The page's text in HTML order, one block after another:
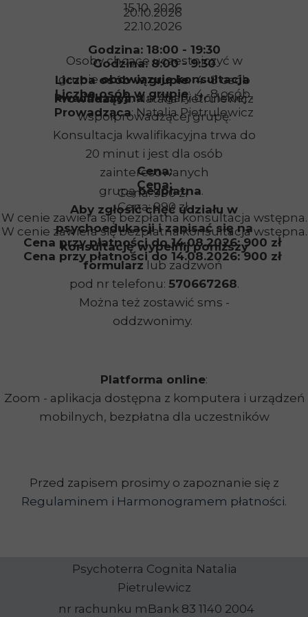
Osoby chcące uczestniczyć w
grupieobowiązuje konsultacja
kwalifikacyjnau Agaty Ucińskiej -
współprowadzącej grupę.
Konsultacja kwalifikacyjna trwa do
20 minut i jest dla osób
zainteresowanych
grupąbezpłatna.
Aby zgłosić chęć udziału w
psychoedukacji i zapisać się na
konsultację wypełnij poniższy
formularz lub zadzwoń
pod nr telefonu: 570667268.
Można też zostawić sms -
oddzwonimy.
Przed zapisem prosimy o zapoznanie się z
Regulaminem i Harmonogramem płatności.
Platforma online:
Zoom - aplikacja dostępna z komputera i urządzeń
mobilnych, bezpłatna dla uczestników
Cena:
Cena: 990 zł
W cenie zawiera się bezpłatna konsultacja wstępna.
Cena przy płatności do 14.08.2026: 900 zł
Cena:
Cena: 990 zł
W cenie zawiera się bezpłatna konsultacja wstępna.
Cena przy płatności do 14.08.2026: 900 zł
Liczba osób w grupie: 4 -8 osób
Prowadząca: Natalia Pietrulewicz
Liczba osób w grupie: 4 -8 osób
Prowadząca: Natalia Pietrulewicz
15.10. 2026
22.10.2026
Godzina: 8:00 - 9:30
20.10.2026
Godzina: 18:00 - 19:30
Psychoterra Cognita Natalia
Pietrulewicz
nr rachunku mBank 83 1140 2004